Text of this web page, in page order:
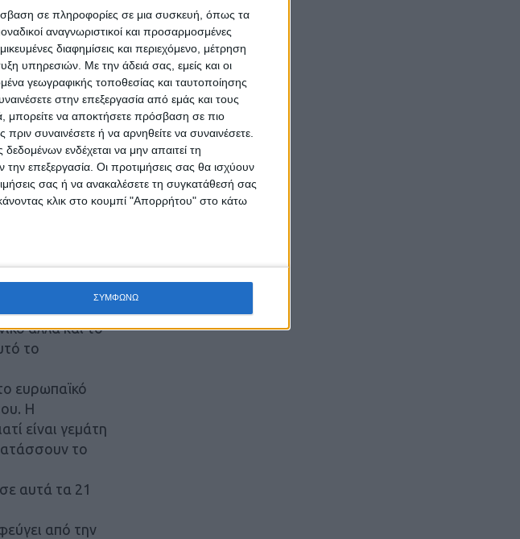
σε πληροφορίες σε μια συσκευή, όπως τα
αναγνωριστικοί και προσαρμοσμένες
διαφημίσεις και περιεχόμενο, μέτρηση
υπηρεσιών. Με την άδειά σας, εμείς και οι
γεωγραφικής τοποθεσίας και ταυτοποίησης
στην επεξεργασία από εμάς και τους
μπορείτε να αποκτήσετε πρόσβαση σε πιο
συναινέσετε ή να αρνηθείτε να συναινέσετε.
ενδέχεται να μην απαιτεί τη
επεξεργασία. Οι προτιμήσεις σας θα ισχύουν
σας ή να ανακαλέσετε τη συγκατάθεσή σας
κλικ στο κουμπί "Απορρήτου" στο κάτω
ΣΥΜΦΩΝΩ
όπου
για
ειδήσεις της
για έναν
αλλά και το
το
ευρωπαϊκό
Η
είναι γεμάτη
το
αυτά τα 21
από την